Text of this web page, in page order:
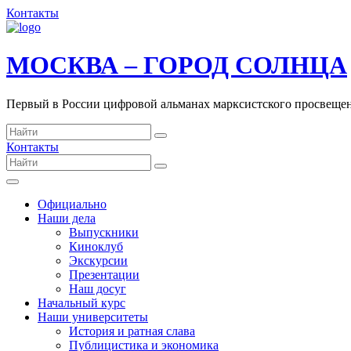
Контакты
МОСКВА – ГОРОД СОЛНЦА
Первый в России цифровой альманах марксистского
Контакты
Официально
Наши дела
Выпускники
Киноклуб
Экскурсии
Презентации
Наш досуг
Начальный курс
Наши университеты
История и ратная слава
Публицистика и экономика